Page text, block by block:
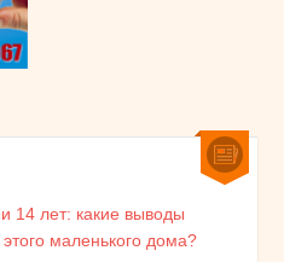
14 лет: какие выводы
маленького дома?